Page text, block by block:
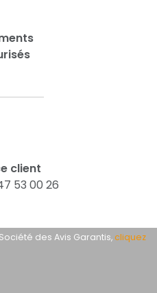
client
53 00 26
des Avis Garantis,cliquez